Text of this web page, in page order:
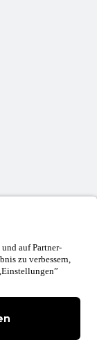
Deutsch